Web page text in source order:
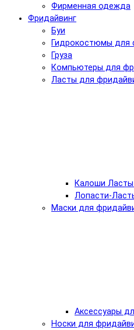
Фирменная одежда
Фридайвинг
Буи
Гидрокостюмы для
Груза
Компьютеры для
Ласты для
Калоши
Лопасти-
Маски для
Аксессуары
Носки для